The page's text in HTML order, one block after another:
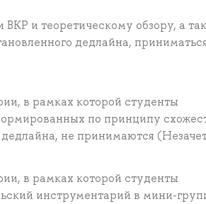
и теоретическому обзору, а
дедлайна,
в рамках которой студенты
по принципу
не принимаются
в рамках которой студенты
инструментарий в мини-